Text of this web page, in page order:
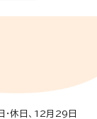
休日、12月29日